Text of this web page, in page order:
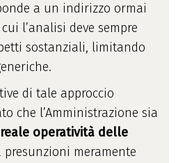
a un indirizzo ormai
l’analisi deve sempre
sostanziali, limitando
di tale approccio
che l’Amministrazione sia
operatività delle
presunzioni meramente